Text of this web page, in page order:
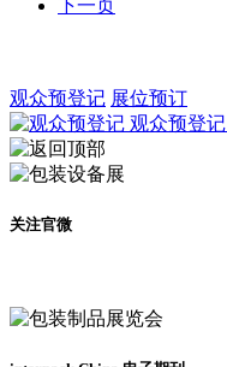
下一页
观众预登记 展位预订
观众预登记
关注官微